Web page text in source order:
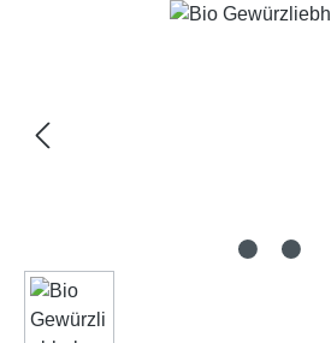
Bildergalerie überspringen